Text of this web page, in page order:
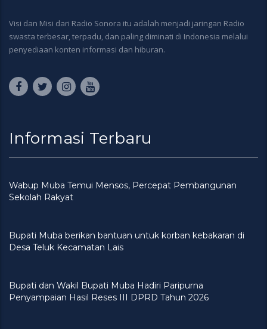
Visi dan Misi dari Radio Sonora itu adalah menjadi jaringan Radio
swasta terbesar, terpadu, dan paling diminati di Indonesia melalui
penyediaan konten informasi dan hiburan.
Informasi Terbaru
Wabup Muba Temui Mensos, Percepat Pembangunan
Sekolah Rakyat
Bupati Muba berikan bantuan untuk korban kebakaran di
Desa Teluk Kecamatan Lais
Bupati dan Wakil Bupati Muba Hadiri Paripurna
Penyampaian Hasil Reses III DPRD Tahun 2026